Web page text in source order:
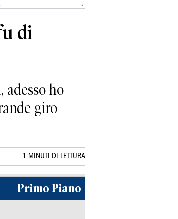
di
adesso ho
giro
1 MINUTI DI LETTURA
Primo Piano